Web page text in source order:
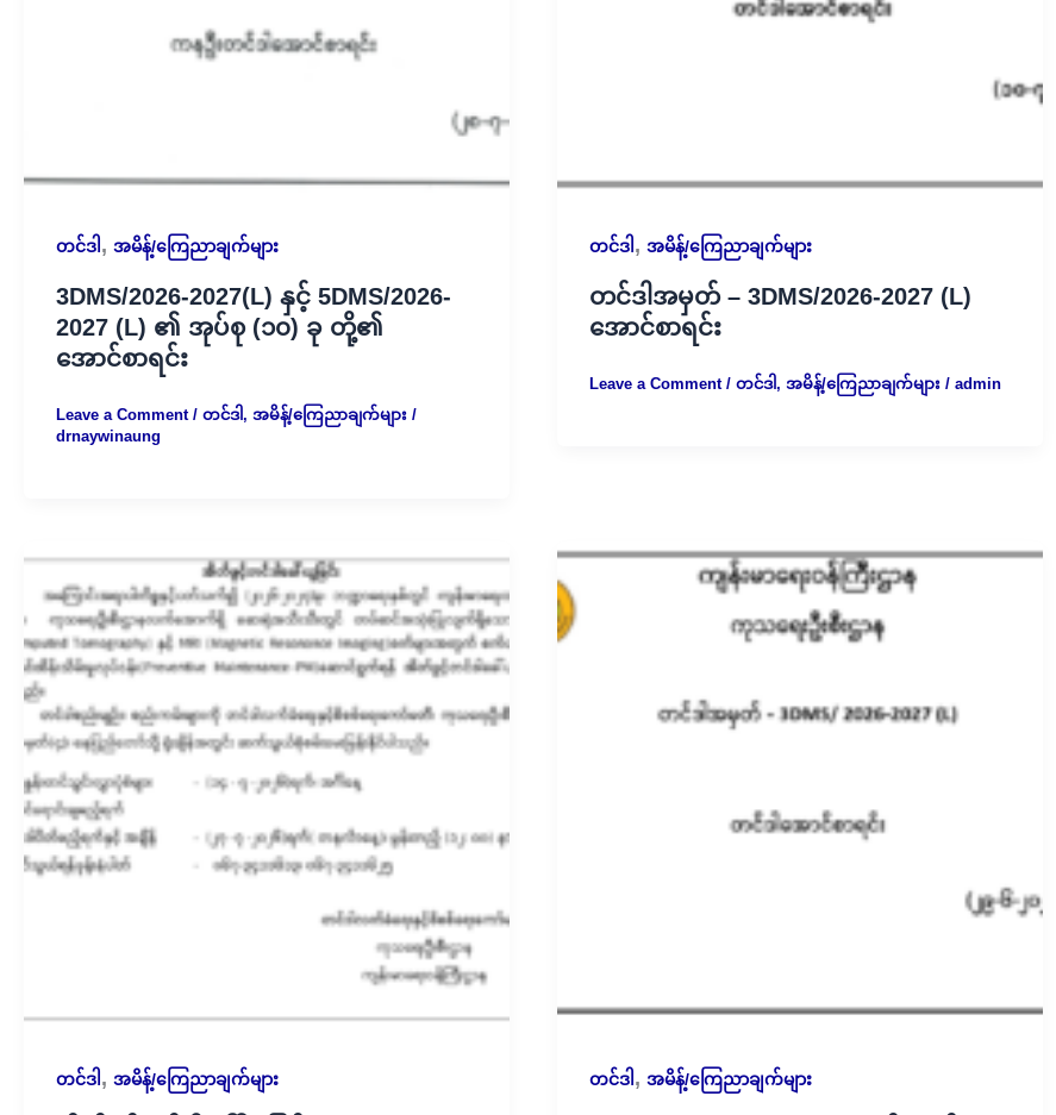
တင်ဒါ , အမိန့်/ကြေညာချက်များ
3DMS/2026-2027(L) နှင့် 5DMS/2026-
2027 (L) ၏ အုပ်စု (၁၀) ခု တို့၏
အောင်စာရင်း
Leave a Comment / တင်ဒါ, အမိန့်/ကြေညာချက်များ /
drnaywinaung
တင်ဒါ , အမိန့်/ကြေညာချက်များ
တင်ဒါအမှတ် – 3DMS/2026-2027 (L)
အောင်စာရင်း
Leave a Comment / တင်ဒါ, အမိန့်/ကြေညာချက်များ/ admin
တင်ဒါ , အမိန့်/ကြေညာချက်များ တင်ဒါ , အမိန့်/ကြေညာချက်များ